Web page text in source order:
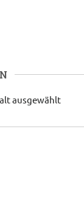
ausgewählt